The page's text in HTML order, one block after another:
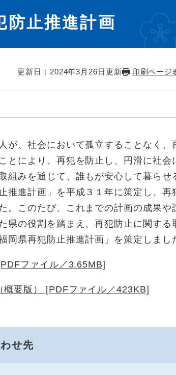
防止推進計画
更新日：2024年3月26日更新 印刷ページ
、社会において孤立することなく、
とにより、再犯を防止し、円滑に社会
組みを通じて、誰もが安心して暮らせ
推進計画」を平成３１年に策定し、再
。このたび、これまでの計画の成果や
県の役割を踏まえ、再犯防止に関する
岡県再犯防止推進計画」を策定しまし
ファイル／3.65MB]
要版） [PDFファイル／423KB]
せ先